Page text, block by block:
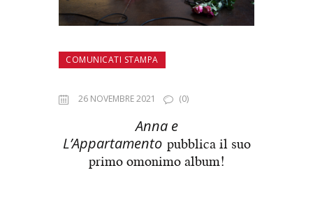
COMUNICATI STAMPA
26 NOVEMBRE 2021 (0)
Anna e
L’Appartamentopubblica il suo
primo omonimo album!